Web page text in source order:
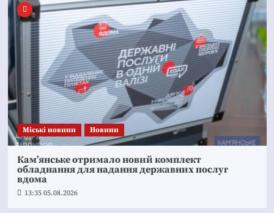
Mіські новини Новини
Кам’янське отримало новий комплект
обладнання для надання державних послуг
вдома
13:35 05.08.2026